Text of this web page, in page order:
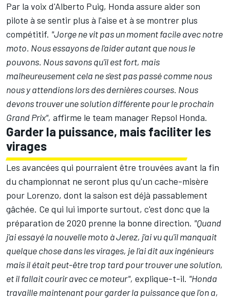
Par la voix d'Alberto Puig, Honda assure aider son
pilote à se sentir plus à l'aise et à se montrer plus
compétitif. "Jorge ne vit pas un moment facile avec notre
moto. Nous essayons de l'aider autant que nous le
pouvons. Nous savons qu'il est fort, mais
malheureusement cela ne s'est pas passé comme nous
nous y attendions lors des dernières courses. Nous
devons trouver une solution différente pour le prochain
Grand Prix", affirme le team manager Repsol Honda.
Garder la puissance, mais faciliter les
virages
Les avancées qui pourraient être trouvées avant la fin
du championnat ne seront plus qu'un cache-misère
pour Lorenzo, dont la saison est déjà passablement
gâchée. Ce qui lui importe surtout, c'est donc que la
préparation de 2020 prenne la bonne direction. "Quand
j'ai essayé la nouvelle moto à Jerez, j'ai vu qu'il manquait
quelque chose dans les virages, je l'ai dit aux ingénieurs
mais il était peut-être trop tard pour trouver une solution,
et il fallait courir avec ce moteur", explique-t-il. "Honda
travaille maintenant pour garder la puissance que l'on a,